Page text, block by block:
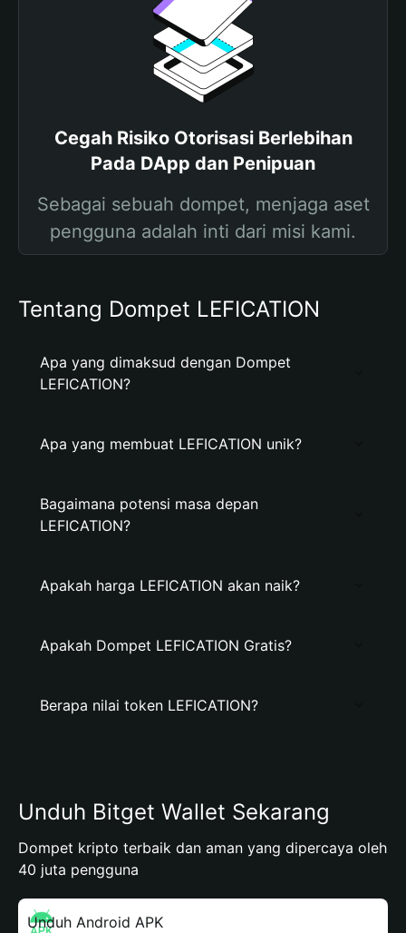
Cegah Risiko Otorisasi Berlebihan
Pada DApp dan Penipuan
Sebagai sebuah dompet, menjaga aset
pengguna adalah inti dari misi kami.
Tentang Dompet LEFICATION
Apa yang dimaksud dengan Dompet
LEFICATION?
Apa yang membuat LEFICATION unik?
Bagaimana potensi masa depan
LEFICATION?
Apakah harga LEFICATION akan naik?
Apakah Dompet LEFICATION Gratis?
Berapa nilai token LEFICATION?
Unduh Bitget Wallet Sekarang
Dompet kripto terbaik dan aman yang dipercaya oleh
40 juta pengguna
Unduh Android APK